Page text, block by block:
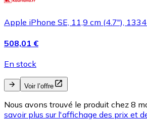
Apple iPhone SE, 11,9 cm (4.7"),
508,01 €
En stock
Voir l’offre
Nous avons trouvé le produit chez 8
savoir plus sur l'affichage des prix et